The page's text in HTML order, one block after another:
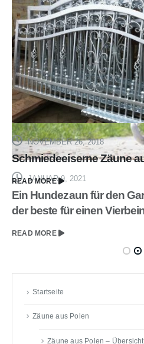
NOVEMBER 26, 2018
Schmiedeeiserne Zäune
READ MORE
JANUAR 9, 2021
Ein Hundezaun für den
der beste für einen
READ MORE
Startseite
Zäune aus Polen
Zäune aus Polen – Übersicht